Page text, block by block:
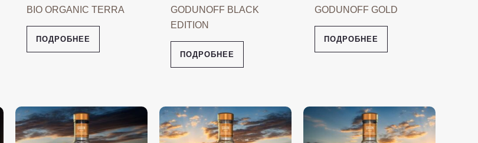
BIO ORGANIC TERRA
ПОДРОБНЕЕ
GODUNOFF BLACK
EDITION
ПОДРОБНЕЕ
GODUNOFF GOLD
ПОДРОБНЕЕ